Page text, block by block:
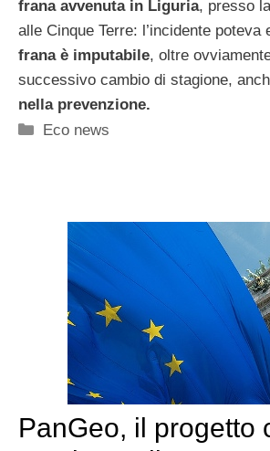
frana avvenuta in Liguria, presso
alle Cinque Terre: l’incidente
frana è imputabile, oltre
successivo cambio di stagione,
nella prevenzione.
Categorie
Eco news
PanGeo, il progetto